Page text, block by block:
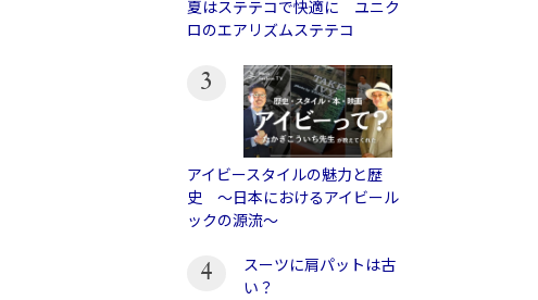
夏はステテコで快適に ユニク
ロのエアリズムステテコ
3
アイビースタイルの魅力と歴
史 〜日本におけるアイビール
ックの源流〜
4
スーツに肩パットは古
い？